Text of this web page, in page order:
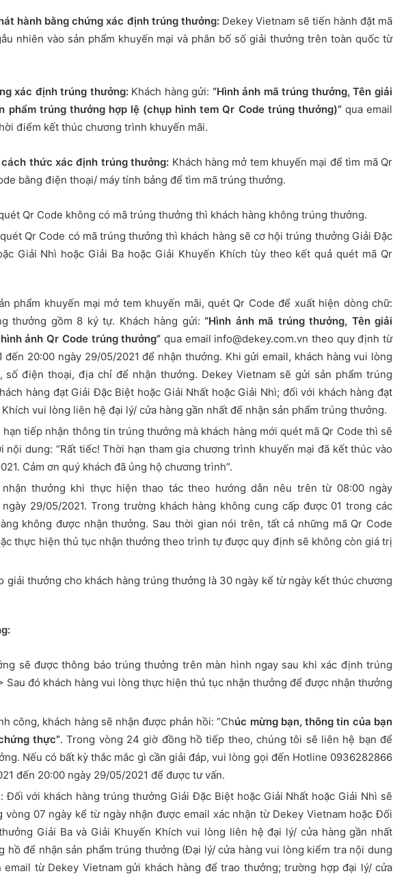
hành bằng chứng xác định trúng thưởng: Dekey Vietnam sẽ tiến hành đặt mã
nhiên vào sản phẩm khuyến mại và phân bố số giải thưởng trên toàn quốc từ
xác định trúng thưởng: Khách hàng gửi: “Hình ảnh mã trúng thưởng, Tên giải
phẩm trúng thưởng hợp lệ (chụp hình tem Qr Code trúng thưởng)” qua email
điểm kết thúc chương trình khuyến mãi.
thức xác định trúng thưởng: Khách hàng mở tem khuyến mại để tìm mã Qr
bằng điện thoại/ máy tính bảng để tìm mã trúng thưởng.
Qr Code không có mã trúng thưởng thì khách hàng không trúng thưởng.
Qr Code có mã trúng thưởng thì khách hàng sẽ cơ hội trúng thưởng Giải Đặc
Giải Nhì hoặc Giải Ba hoặc Giải Khuyến Khích tùy theo kết quả quét mã Qr
phẩm khuyến mại mở tem khuyến mãi, quét Qr Code để xuất hiện dòng chữ:
thưởng gồm 8 ký tự. Khách hàng gửi: “Hình ảnh mã trúng thưởng, Tên giải
ảnh Qr Code trúng thưởng” qua email info@dekey.com.vn theo quy định từ
đến 20:00 ngày 29/05/2021 để nhận thưởng. Khi gửi email, khách hàng vui lòng
số điện thoại, địa chỉ để nhận thưởng. Dekey Vietnam sẽ gửi sản phẩm trúng
hàng đạt Giải Đặc Biệt hoặc Giải Nhất hoặc Giải Nhì; đối với khách hàng đạt
vui lòng liên hệ đại lý/ cửa hàng gần nhất để nhận sản phẩm trúng thưởng.
tiếp nhận thông tin trúng thưởng mà khách hàng mới quét mã Qr Code thì sẽ
nội dung: “Rất tiếc! Thời hạn tham gia chương trình khuyến mại đã kết thúc vào
Cảm ơn quý khách đã ủng hộ chương trình”.
thưởng khi thực hiện thao tác theo hướng dẫn nêu trên từ 08:00 ngày
29/05/2021. Trong trường khách hàng không cung cấp được 01 trong các
không được nhận thưởng. Sau thời gian nói trên, tất cả những mã Qr Code
thực hiện thủ tục nhận thưởng theo trình tự được quy định sẽ không còn giá trị
giải thưởng cho khách hàng trúng thưởng là 30 ngày kể từ ngày kết thúc chương
sẽ được thông báo trúng thưởng trên màn hình ngay sau khi xác định trúng
đó khách hàng vui lòng thực hiện thủ tục nhận thưởng để được nhận thưởng
công, khách hàng sẽ nhận được phản hồi: “Chúc mừng bạn, thông tin của bạn
thực”. Trong vòng 24 giờ đồng hồ tiếp theo, chúng tôi sẽ liên hệ bạn để
Nếu có bất kỳ thắc mắc gì cần giải đáp, vui lòng gọi đến Hotline 0936282866
đến 20:00 ngày 29/05/2021 để được tư vấn.
Đối với khách hàng trúng thưởng Giải Đặc Biệt hoặc Giải Nhất hoặc Giải Nhì sẽ
07 ngày kể từ ngày nhận được email xác nhận từ Dekey Vietnam hoặc Đối
Giải Ba và Giải Khuyến Khích vui lòng liên hệ đại lý/ cửa hàng gần nhất
hồ để nhận sản phẩm trúng thưởng (Đại lý/ cửa hàng vui lòng kiểm tra nội dung
email từ Dekey Vietnam gửi khách hàng để trao thưởng; trường hợp đại lý/ cửa